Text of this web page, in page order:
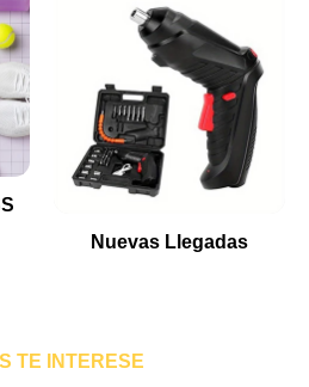
Nuevas Llegadas
TE INTERESE